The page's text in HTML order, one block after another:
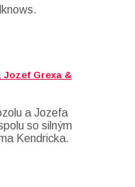
Jozef Grexa &
a Jozefa
so silným
Kendricka.